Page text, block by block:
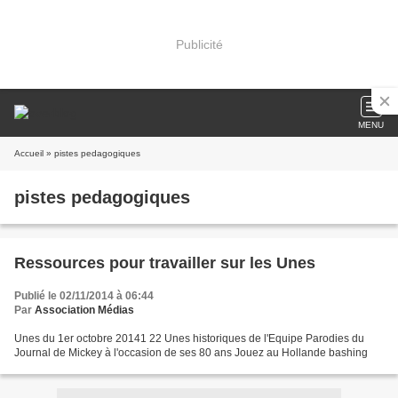
Publicité
MENU
Accueil » pistes pedagogiques
pistes pedagogiques
Ressources pour travailler sur les Unes
Publié le 02/11/2014 à 06:44
Par Association Médias
Unes du 1er octobre 20141 22 Unes historiques de l'Equipe Parodies du
Journal de Mickey à l'occasion de ses 80 ans Jouez au Hollande bashing